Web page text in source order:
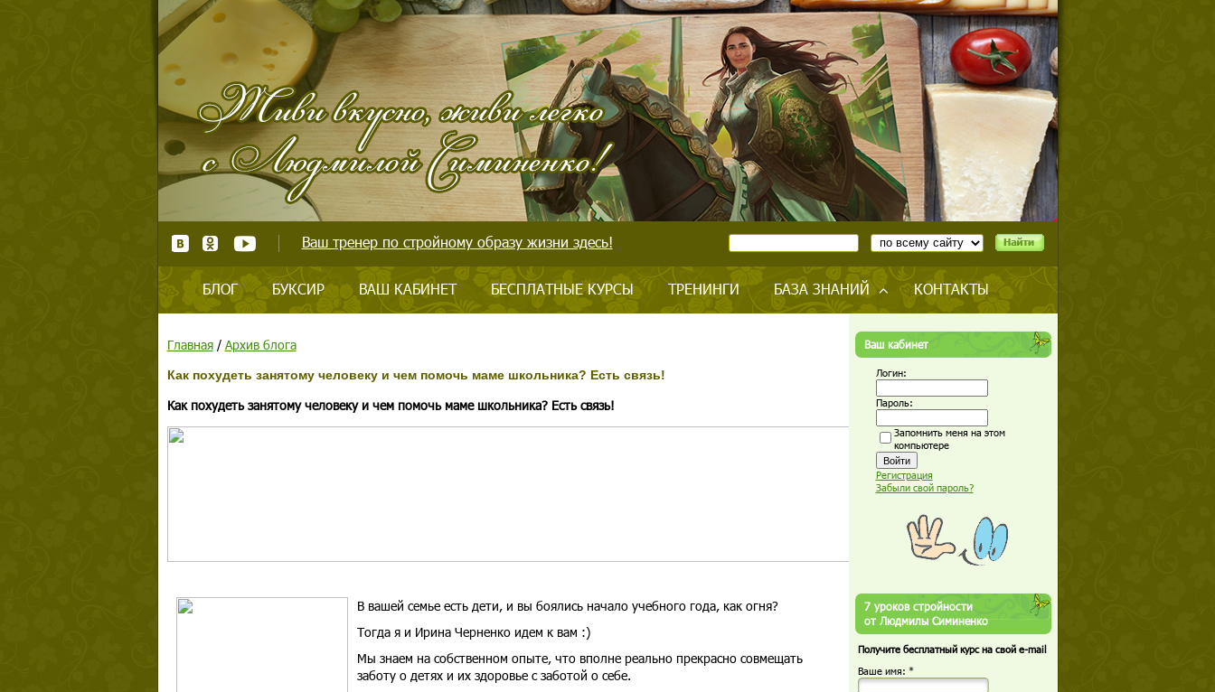
Ваш тренер по стройному образу жизни здесь!
БЛОГ БУКСИР ВАШ КАБИНЕТ БЕСПЛАТНЫЕ КУРСЫ ТРЕНИНГИ БАЗА ЗНАНИЙ КОНТАКТЫ
Главная/ Архив блога
Как похудеть занятому человеку и чем помочь маме школьника? Есть связь!
Как похудеть занятому человеку и чем помочь маме школьника? Есть связь!
В вашей семье есть дети, и вы боялись начало учебного года, как огня?
Тогда я и Ирина Черненко идем к вам :)
Мы знаем на собственном опыте, что вполне реально прекрасно совмещать
заботу о детях и их здоровье с заботой о себе.
Ваш кабинет
Логин:
Пароль:
Запомнить меня на этом
компьютере
Регистрация
Забыли свой пароль?
7 уроков стройности
от Людмилы Симиненко
Получите бесплатный курс на свой e-mail
Ваше имя: *